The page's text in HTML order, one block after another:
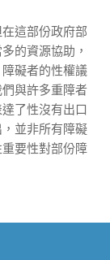
這部份政府部
的資源協助，
礙者的性權議
與許多重障者
了性沒有出口
並非所有障礙
要性對部份障